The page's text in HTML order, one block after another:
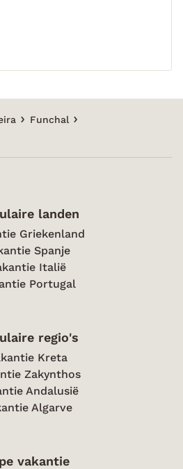
Funchal
landen
Griekenland
Spanje
Italië
Portugal
regio's
Kreta
Zakynthos
Andalusië
Algarve
vakantie